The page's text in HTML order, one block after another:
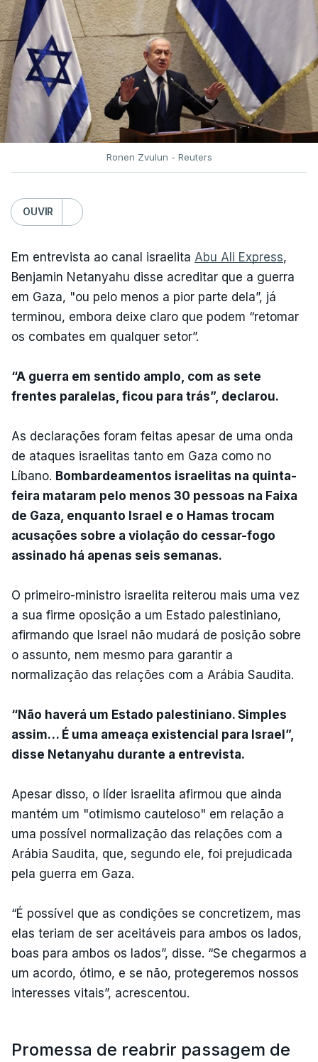
Ronen Zvulun - Reuters
OUVIR
Em entrevista ao canal israelita Abu Ali Express,
Benjamin Netanyahu disse acreditar que a guerra
em Gaza, "ou pelo menos a pior parte dela”, já
terminou, embora deixe claro que podem “retomar
os combates em qualquer setor”.
“A guerra em sentido amplo, com as sete
frentes paralelas, ficou para trás”, declarou.
As declarações foram feitas apesar de uma onda
de ataques israelitas tanto em Gaza como no
Líbano. Bombardeamentos israelitas na quinta-
feira mataram pelo menos 30 pessoas na Faixa
de Gaza, enquanto Israel e o Hamas trocam
acusações sobre a violação do cessar-fogo
assinado há apenas seis semanas.
O primeiro-ministro israelita reiterou mais uma vez
a sua firme oposição a um Estado palestiniano,
afirmando que Israel não mudará de posição sobre
o assunto, nem mesmo para garantir a
normalização das relações com a Arábia Saudita.
“Não haverá um Estado palestiniano. Simples
assim… É uma ameaça existencial para Israel”,
disse Netanyahu durante a entrevista.
Apesar disso, o líder israelita afirmou que ainda
mantém um "otimismo cauteloso" em relação a
uma possível normalização das relações com a
Arábia Saudita, que, segundo ele, foi prejudicada
pela guerra em Gaza.
“É possível que as condições se concretizem, mas
elas teriam de ser aceitáveis para ambos os lados,
boas para ambos os lados”, disse. “Se chegarmos a
um acordo, ótimo, e se não, protegeremos nossos
interesses vitais”, acrescentou.
Promessa de reabrir passagem de